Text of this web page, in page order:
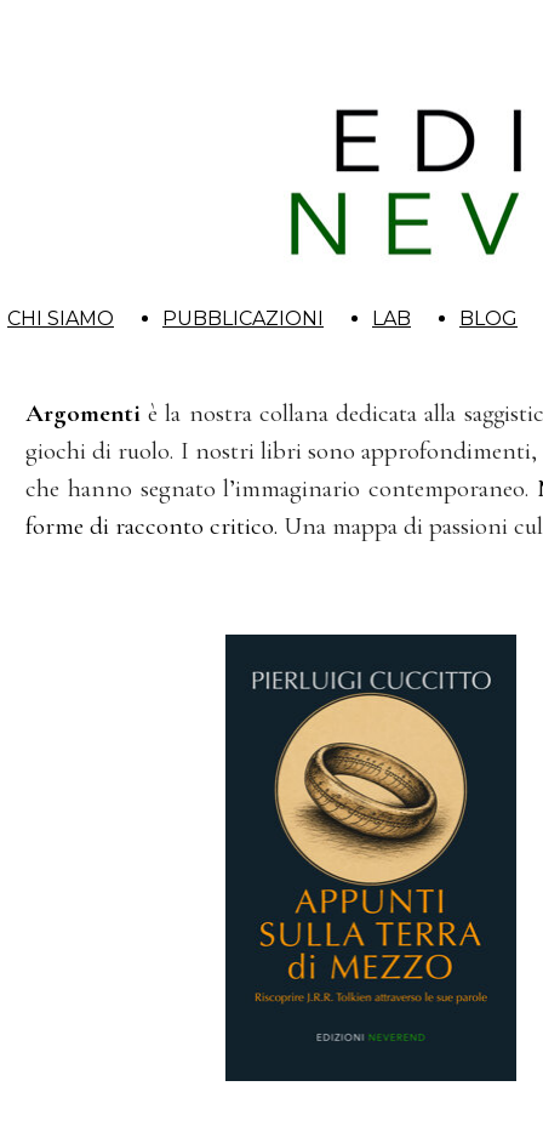
CHI SIAMO PUBBLICAZIONI LAB BLOG
Argomenti è la nostra collana dedicata alla
giochi di ruolo. I nostri libri sono approfondimenti,
che hanno segnato l’immaginario contemporaneo.
forme di racconto critico. Una mappa di passioni